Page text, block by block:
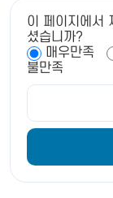
이 페이지에서
셨습니까?
매우만족
불만족